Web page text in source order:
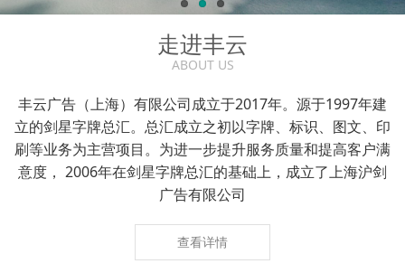
走进丰云
ABOUT US
丰云广告（上海）有限公司成立于2017年。源于1997年建
立的剑星字牌总汇。总汇成立之初以字牌、标识、图文、印
刷等业务为主营项目。为进一步提升服务质量和提高客户满
意度， 2006年在剑星字牌总汇的基础上，成立了上海沪剑
广告有限公司
查看详情